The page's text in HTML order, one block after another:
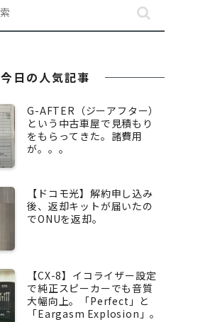
今日の人気記事
G-AFTER（ジーアフター）
という中古車屋で見積もり
をもらってきた。諸費用
が。。。
【ドコモ光】解約申し込み
後、返却キットが届いたの
でONUを返却。
【CX-8】イコライザー設定
で純正スピーカーでも音質
大幅向上。「Perfect」と
「Eargasm Explosion」。